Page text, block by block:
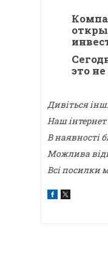
это
Дивіться
Наш
В наявності
Можлива
Всі посилки